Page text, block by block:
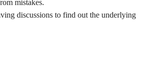
mistakes.
discussions to find out the underlying